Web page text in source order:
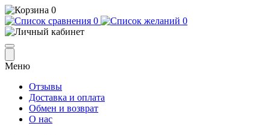
0
0
0
Меню
Отзывы
Доставка и оплата
Обмен и возврат
О нас